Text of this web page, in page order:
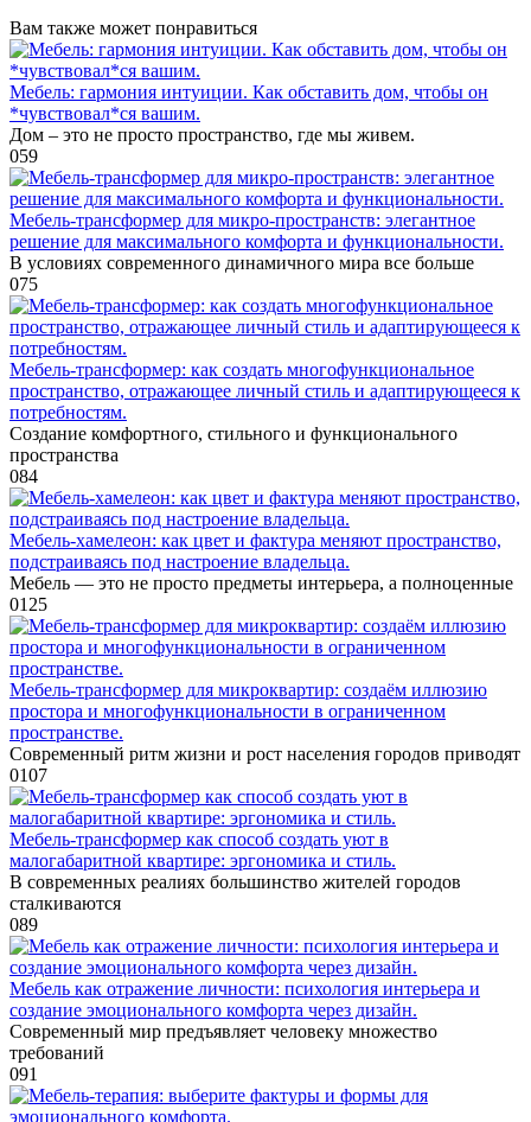
Вам также может понравиться
Мебель: гармония интуиции. Как обставить дом, чтобы он
*чувствовал*ся вашим.
Дом – это не просто пространство, где мы живем.
059
Мебель-трансформер для микро-пространств: элегантное
решение для максимального комфорта и функциональности.
В условиях современного динамичного мира все больше
075
Мебель-трансформер: как создать многофункциональное
пространство, отражающее личный стиль и адаптирующееся к
потребностям.
Создание комфортного, стильного и функционального
пространства
084
Мебель-хамелеон: как цвет и фактура меняют пространство,
подстраиваясь под настроение владельца.
Мебель — это не просто предметы интерьера, а полноценные
0125
Мебель-трансформер для микроквартир: создаём иллюзию
простора и многофункциональности в ограниченном
пространстве.
Современный ритм жизни и рост населения городов приводят
0107
Мебель-трансформер как способ создать уют в
малогабаритной квартире: эргономика и стиль.
В современных реалиях большинство жителей городов
сталкиваются
089
Мебель как отражение личности: психология интерьера и
создание эмоционального комфорта через дизайн.
Современный мир предъявляет человеку множество
требований
091